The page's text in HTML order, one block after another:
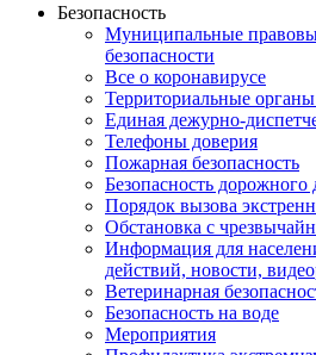
Безопасность
Муниципальные
безопасности
Все о коронавирусе
Территориальные органы
Единая дежурно-
Телефоны доверия
Пожарная безопасность
Безопасность
Порядок вызова
Обстановка с
Информация для
действий, новости,
Ветеринарная
Безопасность на воде
Мероприятия